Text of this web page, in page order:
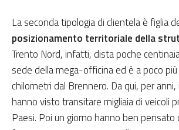
La seconda tipologia di clientela è figlia
posizionamento territoriale della
Trento Nord, infatti, dista poche
sede della mega-officina ed è a poco
chilometri dal Brennero. Da qui, per
hanno visto transitare migliaia di veicoli
Paesi. Poi un giorno hanno ben pensato